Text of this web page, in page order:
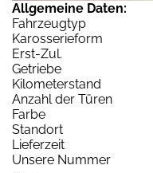
Allgemeine Daten:
Fahrzeugtyp
Karosserieform
Erst-Zul.
Getriebe
Kilometerstand
Anzahl der Türen
Farbe
Standort
Lieferzeit
Unsere Nummer